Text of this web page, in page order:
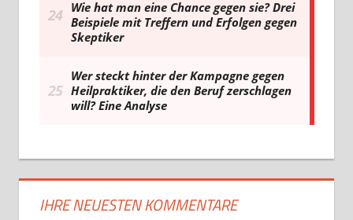
IHRE NEUESTEN KOMMENTARE